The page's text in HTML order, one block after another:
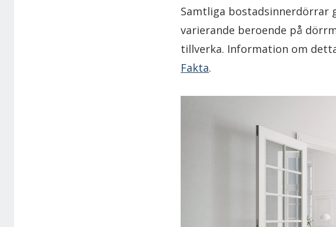
Samtliga bostadsinnerdörrar
varierande beroende på
tillverka. Information om
Fakta.